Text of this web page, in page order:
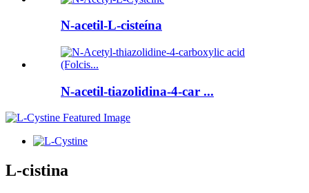
N-acetil-L-cisteína
N-acetil-tiazolidina-4-car ...
L-cistina